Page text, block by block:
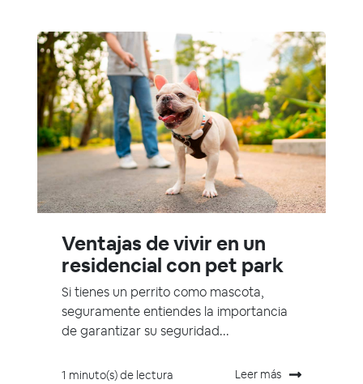
Ventajas de vivir en un
residencial con pet park
Si tienes un perrito como mascota,
seguramente entiendes la importancia
de garantizar su seguridad...
1 minuto(s) de lectura Leer más